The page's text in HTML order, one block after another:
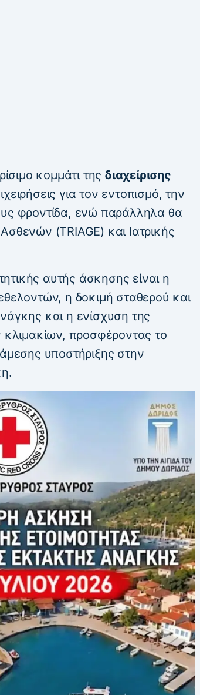
κομμάτι της διαχείρισης
για τον εντοπισμό, την
φροντίδα, ενώ παράλληλα θα
(TRIAGE) και Ιατρικής
αυτής άσκησης είναι η
η δοκιμή σταθερού και
και η ενίσχυση της
κλιμακίων, προσφέροντας το
υποστήριξης στην